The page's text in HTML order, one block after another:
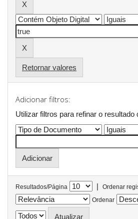
Retornar valores
Adicionar filtros:
Utilizar filtros para refinar o resultado
Resultados/Página |
Ordenar
Ordenar